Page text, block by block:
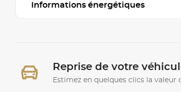
Informations énergétiques
Reprise de votre
Estimez en quelques clics la valeur